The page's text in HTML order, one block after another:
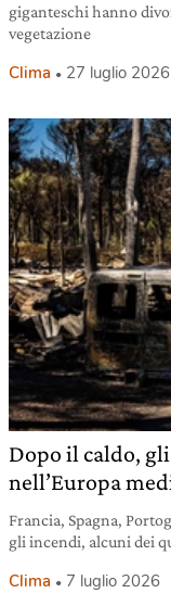
giganteschi hanno
vegetazione
Clima 27 luglio 2026
Dopo il caldo,
nell’Europa
Francia, Spagna,
gli incendi, alcuni dei
Clima 7 luglio 2026